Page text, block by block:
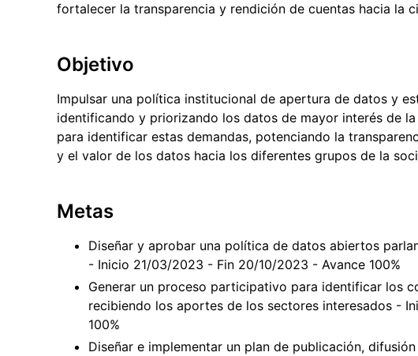
fortalecer la transparencia y rendición de cuentas hacia la
Objetivo
Impulsar una política institucional de apertura de datos y
identificando y priorizando los datos de mayor interés de
para identificar estas demandas, potenciando la
y el valor de los datos hacia los diferentes grupos de la
Metas
Diseñar y aprobar una política de datos abiertos
- Inicio 21/03/2023 - Fin 20/10/2023 - Avance 100%
Generar un proceso participativo para identificar los
recibiendo los aportes de los sectores interesados -
100%
Diseñar e implementar un plan de publicación,